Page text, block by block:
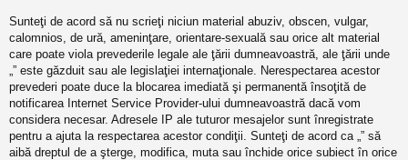
Sunteţi de acord să nu scrieţi niciun material abuziv, obscen, vulgar,
calomnios, de ură, ameninţare, orientare-sexuală sau orice alt material
care poate viola prevederile legale ale ţării dumneavoastră, ale ţării unde
„” este găzduit sau ale legislaţiei internaţionale. Nerespectarea acestor
prevederi poate duce la blocarea imediată şi permanentă însoţită de
notificarea Internet Service Provider-ului dumneavoastră dacă vom
considera necesar. Adresele IP ale tuturor mesajelor sunt înregistrate
pentru a ajuta la respectarea acestor condiţii. Sunteţi de acord ca „” să
aibă dreptul de a şterge, modifica, muta sau închide orice subiect în orice